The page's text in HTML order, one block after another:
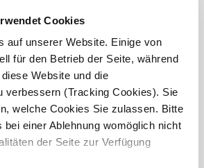
Cookies
auf unserer Website. Einige von
für den Betrieb der Seite, während
Website und die
verbessern (Tracking Cookies). Sie
welche Cookies Sie zulassen. Bitte
bei einer Ablehnung womöglich nicht
der Seite zur Verfügung
übernimmt
beicompassio
in Jülich